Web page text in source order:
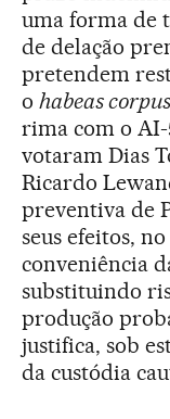
uma forma de
de delação
pretendem
o habeas corpus
rima com o AI-
votaram Dias
Ricardo
preventiva de
seus efeitos,
conveniência
substituindo
produção
justifica, sob
da custódia